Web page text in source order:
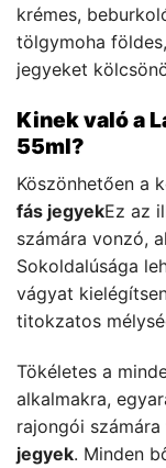
krémes,
tölgymoha
jegyeket
Kinek való a
55ml?
Köszönhetően a
fás jegyekEz az
számára vonzó,
Sokoldalúsága
vágyat
titokzatos
Tökéletes a
alkalmakra,
rajongói számára
jegyek. Minden